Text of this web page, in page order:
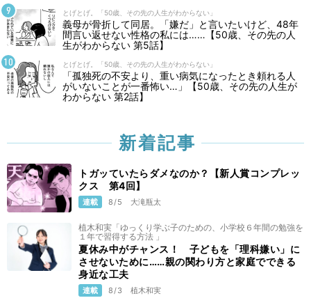
とげとげ。「50歳、その先の人生がわからない」
義母が骨折して同居。「嫌だ」と言いたいけど、48年
間言い返せない性格の私には……【50歳、その先の人
生がわからない 第5話】
とげとげ。「50歳、その先の人生がわからない」
「孤独死の不安より、重い病気になったとき頼れる人
がいないことが一番怖い…」【50歳、その先の人生が
わからない 第2話】
新着記事
トガッていたらダメなのか？【新人賞コンプレッ
クス 第4回】
連載 8/5 大滝瓶太
植木和実「ゆっくり学ぶ子のための、小学校６年間の勉強を
１年で習得する方法 」
夏休み中がチャンス！ 子どもを「理科嫌い」に
させないために……親の関わり方と家庭でできる
身近な工夫
連載 8/3 植木和実